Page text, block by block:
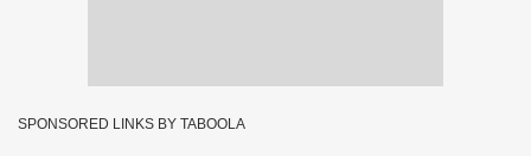
SPONSORED LINKS BY TABOOLA